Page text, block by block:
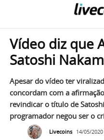
Vídeo diz que
Satoshi
Apesar do vídeo ter
concordam com a
revindicar o título de
programador negou ser o
Livecoins 14/05/2020